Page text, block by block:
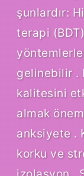
şunlardır:
terapi
gelinebilir .
kalitesini
almak
anksiyete .
korku ve